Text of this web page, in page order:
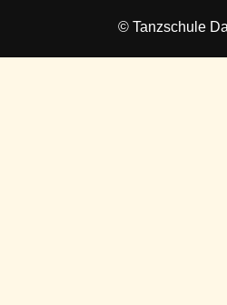
© Tanzschule